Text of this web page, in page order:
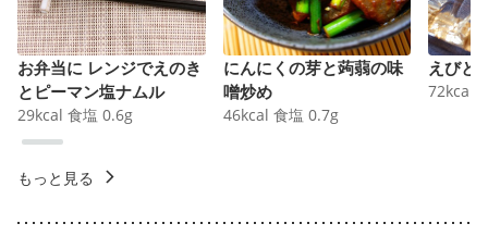
お弁当に レンジでえのき
とピーマン塩ナムル
29kcal 食塩 0.6g
にんにくの芽と蒟蒻の味
噌炒め
46kcal 食塩 0.7g
えびと
72kcal
もっと見る